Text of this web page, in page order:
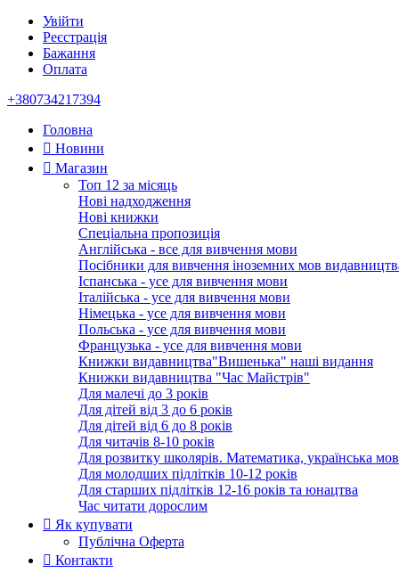
Увійти
Реєстрація
Бажання
Оплата
+380734217394
Головна
Новини
Магазин
Топ 12 за місяць
Нові надходження
Нові книжки
Спеціальна пропозиція
Англійська - все для вивчення мови
Посібники для вивчення іноземних мов
Іспанська - усе для вивчення мови
Італійська - усе для вивчення мови
Німецька - усе для вивчення мови
Польська - усе для вивчення мови
Французька - усе для вивчення мови
Книжки видавництва"Вишенька" наші видання
Книжки видавництва "Час Майстрів"
Для малечі до 3 років
Для дітей від 3 до 6 років
Для дітей від 6 до 8 років
Для читачів 8-10 років
Для розвитку школярів. Математика, українська
Для молодших підлітків 10-12 років
Для старших підлітків 12-16 років та юнацтва
Час читати дорослим
Як купувати
Публічна Оферта
Контакти